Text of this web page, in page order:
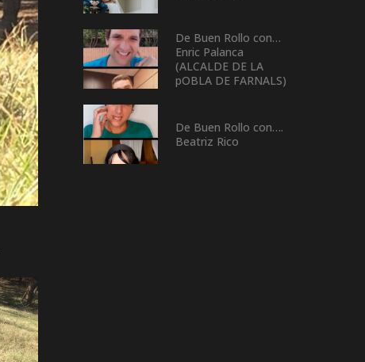
De Buen Rollo con…
Enric Palanca
(ALCALDE DE LA
pOBLA DE FARNALS)
De Buen Rollo con….
Beatriz Rico